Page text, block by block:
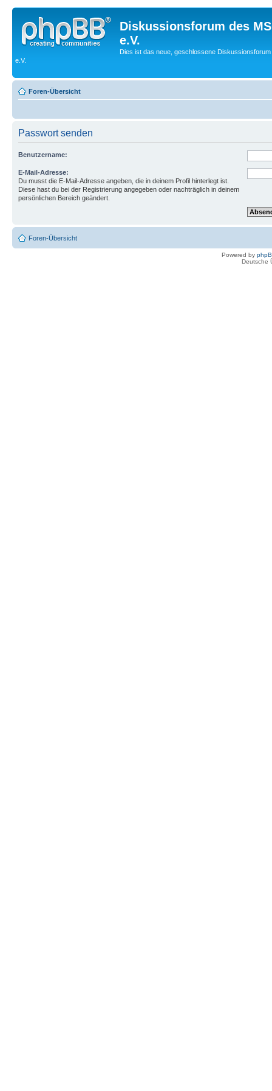
Diskussionsforum des
e.V.
Dies ist das neue, geschlossene
e.V.
Foren-Übersicht
Passwort senden
Benutzername:
E-Mail-Adresse:
Du musst die E-Mail-Adresse angeben, die in deinem Profil hinterlegt ist.
Diese hast du bei der Registrierung angegeben oder nachträglich in deinem
persönlichen Bereich geändert.
Foren-Übersicht
Powered by
Deutsche